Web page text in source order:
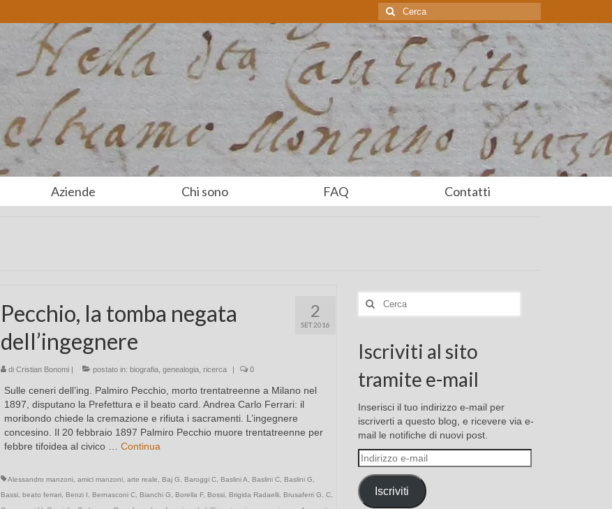
Cerca:
Aziende Chi sono FAQ Contatti
2
SET 2016
Pecchio, la tomba negata
dell’ingegnere
di Cristian Bonomi| postato in: biografia, genealogia, ricerca | 0
Sulle ceneri dell’ing. Palmiro Pecchio, morto trentatreenne a Milano nel
1897, disputano la Prefettura e il beato card. Andrea Carlo Ferrari: il
moribondo chiede la cremazione e rifiuta i sacramenti. L’ingegnere
concesino. Il 20 febbraio 1897 Palmiro Pecchio muore trentatreenne per
febbre tifoidea al civico … Continua
Alessandro manzoni, amici manzoni, arte reale Baj G Baroggi C, Baslini A Baslini C, Baslini G
Bassi, beato ferrari, Benzi I Bernasconi C, Bianchi G Borella F, Bossi, Brigida Radaelli, Brusaferri G C,
Cerca:
Iscriviti al sito
tramite e-mail
Inserisci il tuo indirizzo e-mail per
iscriverti a questo blog, e ricevere via e-
mail le notifiche di nuovi post.
Indirizzo
e-
mail
Iscriviti